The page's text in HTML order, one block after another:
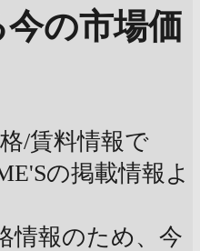
今の市場価
/賃料情報で
の掲載情報よ
情報のため、今